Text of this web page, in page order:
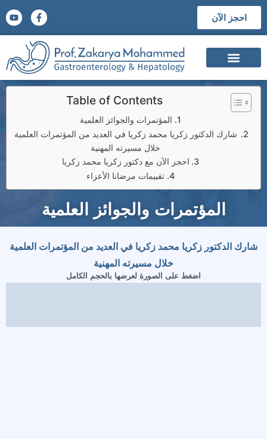
احجز الآن
Table of Contents
المؤتمرات والجوائز العلمية
شارك الدكتور زكريا محمد زكريا في العديد من المؤتمرات العلمية
خلال مسيرته المهنية
احجز الآن مع دكتور زكريا محمد زكريا
تقييمات مرضانا الأعزاء
المؤتمرات والجوائز العلمية
شارك الدكتور زكريا محمد زكريا في العديد من المؤتمرات العلمية
خلال مسيرته المهنية
اضغط على الصورة لعرضها بالحجم الكامل